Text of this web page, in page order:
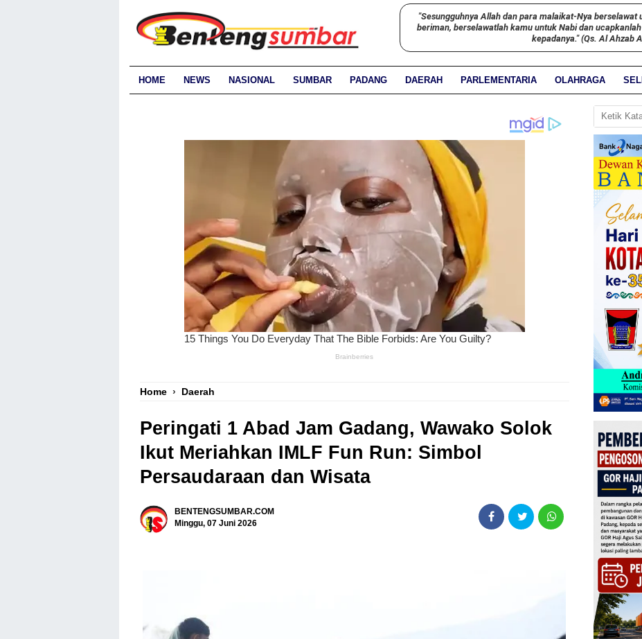
"Sesungguhnya Allah dan para malaikat-Nya
beriman, berselawatlah kamu untuk Nabi dan
kepadanya." (Qs. Al Ahzab
HOME NEWS NASIONAL SUMBAR PADANG DAERAH PARLEMENTARIA OLAHRAGA
Home › Daerah
Peringati 1 Abad Jam Gadang, Wawako Solok
Ikut Meriahkan IMLF Fun Run: Simbol
Persaudaraan dan Wisata
BENTENGSUMBAR.COM
Minggu, 07 Juni 2026